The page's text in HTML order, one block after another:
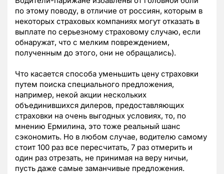
по этому поводу, в отличие от россиян, которым в
некоторых страховых компаниях могут отказать в
выплате по серьезному страховому случаю, если
обнаружат, что с мелким повреждением,
полученным до этого, они не обращались).
Что касается способа уменьшить цену страховки
путем поиска специального предложения,
например, некой акции нескольких
объединившихся дилеров, предоставляющих
страховки на очень выгодных условиях, то, по
мнению Ермилина, это тоже реальный шанс
сэкономить. Но в любом случае, водителю самому
стоит 100 раз все пересчитать, 7 раз отмерить и
один раз отрезать, не принимая на веру ничьи,
пусть даже самые заманчивые предложения.